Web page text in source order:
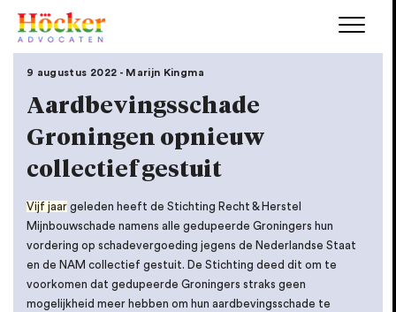
9 augustus 2022 - Marijn Kingma
Aardbevingsschade
Groningen opnieuw
collectief gestuit
Vijf jaar geleden heeft de Stichting Recht & Herstel
Mijnbouwschade namens alle gedupeerde Groningers hun
vordering op schadevergoeding jegens de Nederlandse Staat
en de NAM collectief gestuit. De Stichting deed dit om te
voorkomen dat gedupeerde Groningers straks geen
mogelijkheid meer hebben om hun aardbevingsschade te